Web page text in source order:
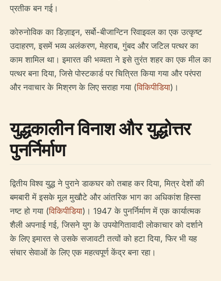
प्रतीक बन गई।
कोरुनोविक का डिज़ाइन, सर्बो-बीजान्टिन रिवाइवल का एक उत्कृष्ट
उदाहरण, इसमें भव्य अलंकरण, मेहराब, गुंबद और जटिल पत्थर का
काम शामिल था। इमारत की भव्यता ने इसे तुरंत शहर का एक मील का
पत्थर बना दिया, जिसे पोस्टकार्ड पर चित्रित किया गया और परंपरा
और नवाचार के मिश्रण के लिए सराहा गया (विकिपीडिया)।
युद्धकालीन विनाश और युद्धोत्तर
पुनर्निर्माण
द्वितीय विश्व युद्ध ने पुराने डाकघर को तबाह कर दिया, मित्र देशों की
बमबारी में इसके मूल मुखौटे और आंतरिक भाग का अधिकांश हिस्सा
नष्ट हो गया (विकिपीडिया)। 1947 के पुनर्निर्माण में एक कार्यात्मक
शैली अपनाई गई, जिसने युग के उपयोगितावादी लोकाचार को दर्शाने
के लिए इमारत से उसके सजावटी तत्वों को हटा दिया, फिर भी यह
संचार सेवाओं के लिए एक महत्वपूर्ण केंद्र बना रहा।